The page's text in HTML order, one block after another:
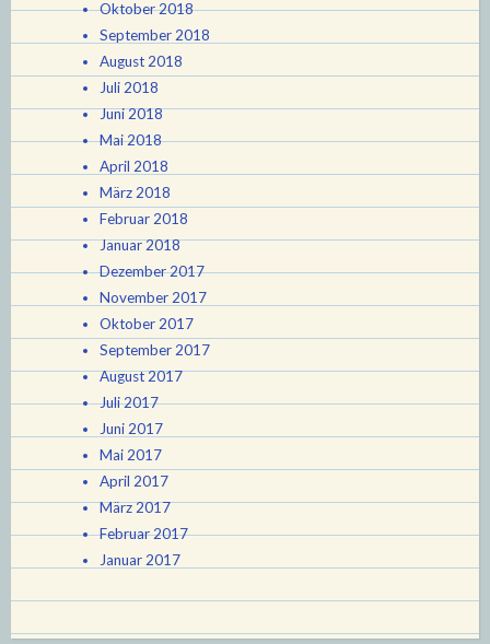
Oktober 2018
September 2018
August 2018
Juli 2018
Juni 2018
Mai 2018
April 2018
März 2018
Februar 2018
Januar 2018
Dezember 2017
November 2017
Oktober 2017
September 2017
August 2017
Juli 2017
Juni 2017
Mai 2017
April 2017
März 2017
Februar 2017
Januar 2017